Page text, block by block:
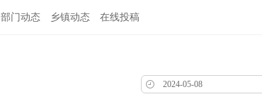
部门动态 乡镇动态 在线投稿